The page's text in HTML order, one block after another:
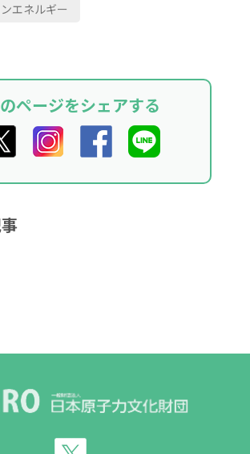
エネルギー
ページをシェアする